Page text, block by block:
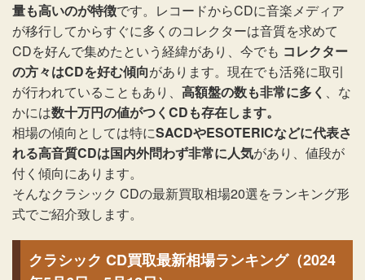
量も高いのが特徴です。レコードからCDに音楽メディア
が移行してからすぐに多くのコレクターは音質を求めて
CDを好んで集めたという経緯があり、今でも コレクター
の方々はCDを好む傾向があります。現在でも活発に取引
が行われていることもあり、 高額盤の数も非常に多く 、な
かには数十万円の値がつくCDも存在します。
相場の傾向としては特にSACDやESOTERICなどに代表さ
れる高音質CDは国内外問わず非常に人気があり、値段が
付く傾向にあります。
そんなクラシック CDの最新買取相場20選をランキング形
式でご紹介致します。
クラシック CD買取最新相場ランキング（2024